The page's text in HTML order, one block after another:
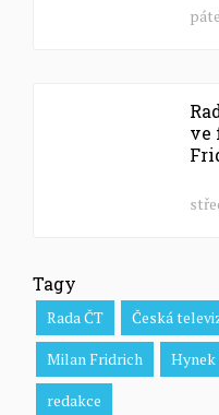
ve
Tagy
Rada ČT Česká
Milan Fridrich
Hynek
redakce